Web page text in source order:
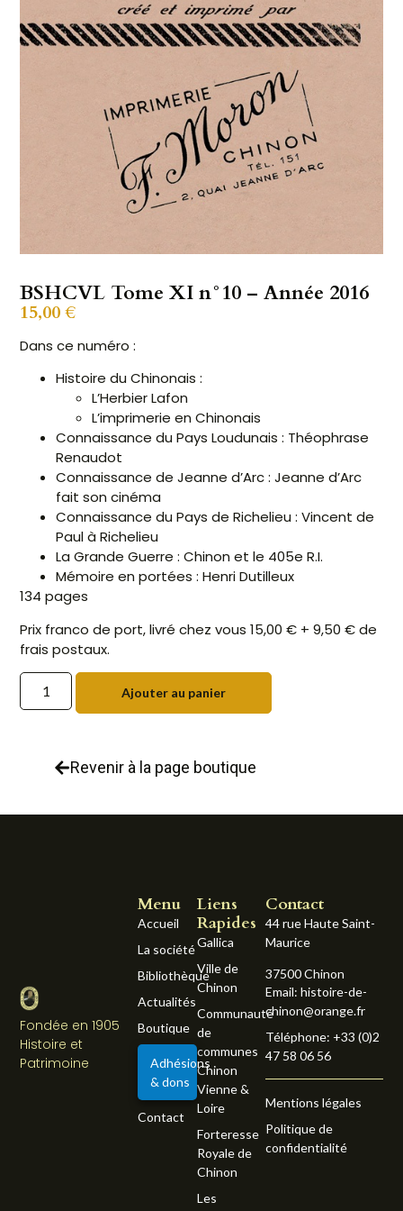
BSHCVL Tome XI n°10 – Année 2016
15,00€
Dans ce numéro :
Histoire du Chinonais :
L’Herbier Lafon
L’imprimerie en Chinonais
Connaissance du Pays Loudunais : Théophrase
Renaudot
Connaissance de Jeanne d’Arc : Jeanne d’Arc
fait son cinéma
Connaissance du Pays de Richelieu : Vincent de
Paul à Richelieu
La Grande Guerre : Chinon et le 405e R.I.
Mémoire en portées : Henri Dutilleux
134 pages
Prix franco de port, livré chez vous 15,00 € + 9,50 € de
frais postaux.
Ajouter au panier
Revenir à la page boutique
Fondée en 1905
Histoire et
Patrimoine
Liens
Rapides
Gallica
Ville de
Chinon
Communauté
de
communes
Chinon
Vienne &
Loire
Forteresse
Royale de
Chinon
Les
Menu
Accueil
La société
Bibliothèque
Actualités
Boutique
Adhésions
& dons
Contact
Contact
44 rue Haute Saint-
Maurice
37500 Chinon
Email: histoire-de-
chinon@orange.fr
Téléphone: +33 (0)2
47 58 06 56
Mentions légales
Politique de
confidentialité